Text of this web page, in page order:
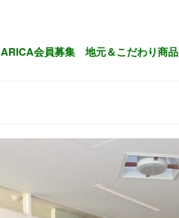
ARICA会員募集 地元＆こだわり商品